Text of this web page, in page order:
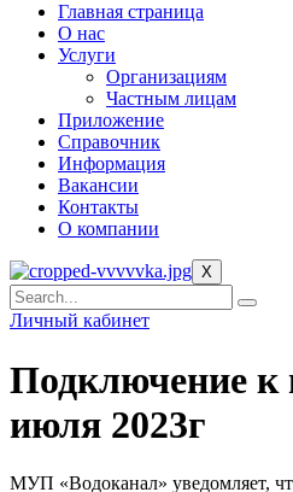
Главная страница
О нас
Услуги
Организациям
Частным лицам
Приложение
Справочник
Информация
Вакансии
Контакты
О компании
X
Личный кабинет
Подключение к
июля 2023г
МУП «Водоканал» уведомляет,